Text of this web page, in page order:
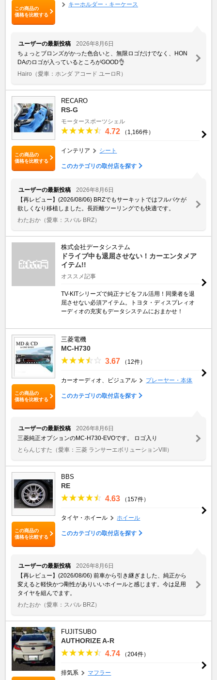
この商品の
価格を比較する
キーホルダー・キーケース
ユーザーの最新投稿
2026年8月6日
ちょっとブロンズがかった色合いと、無限ロゴだけでなく、HON
DAのロゴが入っているところがGOOD👌
Hairo （愛車：ホンダ アコード ユーロR）
この商品の
価格を比較する
RECARO
RS-G
モータースポーツシェル
4.72 （1,166件）
インテリア シート
このカテゴリの取付店を探す
ユーザーの最新投稿
2026年8月6日
【再レビュー】(2026/08/06) BRZでもサーキットではフルバケが
欲しくなり移植しました。長距離ツーリングでも快適です。
わたおか （愛車：スバル BRZ）
株式会社データシステム
ドライブ中も退屈させない！カーエンタメア
イテム!!
オススメ記事
TV-KITシリーズで純正ナビをフル活用！同乗者を退
屈させない必須アイテム。トヨタ・ディスプレィオ
ーディオの充実もデータシステムにおまかせ！
この商品の
価格を比較する
三菱電機
MC-H730
3.67 （12件）
カーオーディオ、ビジュアル プレーヤー・本体
このカテゴリの取付店を探す
ユーザーの最新投稿
2026年8月6日
三菱純正オプションのMC-H730-EVOです。 ロゴ入り
とらんじすた （愛車：三菱 ランサーエボリューションVIII）
この商品の
価格を比較する
BBS
RE
4.63 （157件）
タイヤ・ホイール ホイール
このカテゴリの取付店を探す
ユーザーの最新投稿
2026年8月6日
【再レビュー】(2026/08/06) 前車から引き継ぎました、純正から
変えると軽快かつ剛性がありいいホイールと感じます。今は足用
タイヤを組んでます。
わたおか （愛車：スバル BRZ）
FUJITSUBO
AUTHORIZE A-R
4.74 （204件）
排気系 マフラー